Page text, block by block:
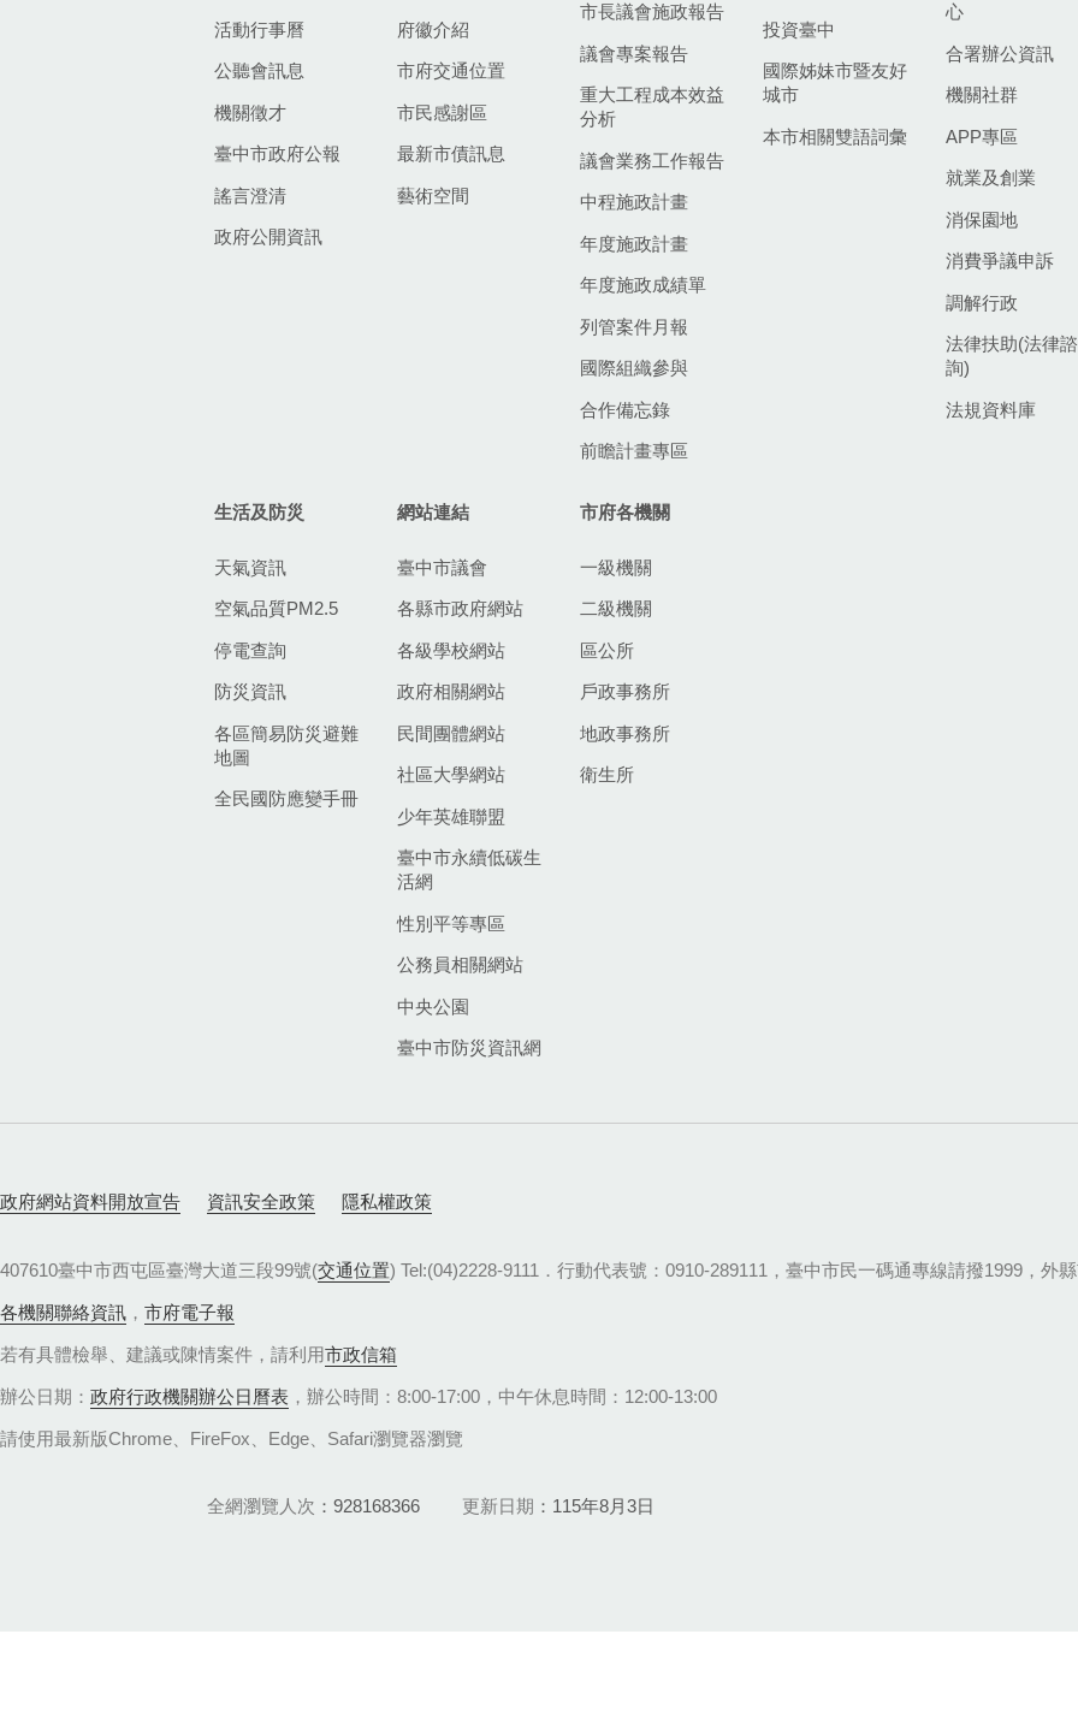
活動行事曆
公聽會訊息
機關徵才
臺中市政府公報
謠言澄清
政府公開資訊
府徽介紹
市府交通位置
市民感謝區
最新市債訊息
藝術空間
市長議會施政報告
議會專案報告
重大工程成本效益
分析
議會業務工作報告
中程施政計畫
年度施政計畫
年度施政成績單
列管案件月報
國際組織參與
合作備忘錄
前瞻計畫專區
投資臺中
國際姊妹市暨友好
城市
本市相關雙語詞彙
心
合署辦公資訊
機關社群
APP專區
就業及創業
消保園地
消費爭議申訴
調解行政
法律扶助(法律諮
詢)
法規資料庫
生活及防災
天氣資訊
空氣品質PM2.5
停電查詢
防災資訊
各區簡易防災避難
地圖
全民國防應變手冊
網站連結
臺中市議會
各縣市政府網站
各級學校網站
政府相關網站
民間團體網站
社區大學網站
少年英雄聯盟
臺中市永續低碳生
活網
性別平等專區
公務員相關網站
中央公園
臺中市防災資訊網
市府各機關
一級機關
二級機關
區公所
戶政事務所
地政事務所
衛生所
政府網站資料開放宣告 資訊安全政策 隱私權政策
407610臺中市西屯區臺灣大道三段99號(交通位置) Tel:(04)2228-9111．行動代表號：0910-289111，臺中市民一碼通專線請撥1999，外
各機關聯絡資訊 ， 市府電子報
若有具體檢舉、建議或陳情案件，請利用市政信箱
辦公日期： 政府行政機關辦公日曆表 ，辦公時間：8:00-17:00，中午休息時間：12:00-13:00
請使用最新版Chrome、FireFox、Edge、Safari瀏覽器瀏覽
全網瀏覽人次 928168366 更新日期 115年8月3日